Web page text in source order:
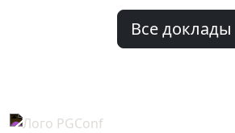
Все доклады